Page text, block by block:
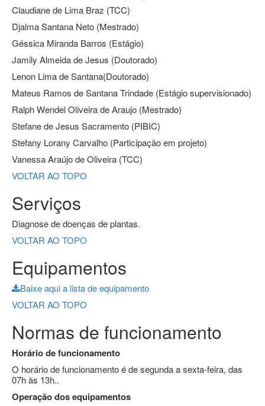
Claudiane de Lima Braz (TCC)
Djalma Santana Neto (Mestrado)
Géssica Miranda Barros (Estágio)
Jamily Almeida de Jesus (Doutorado)
Lenon Lima de Santana(Doutorado)
Mateus Ramos de Santana Trindade (Estágio supervisionado)
Ralph Wendel Oliveira de Araujo (Mestrado)
Stefane de Jesus Sacramento (PIBIC)
Stefany Lorany Carvalho (Participação em projeto)
Vanessa Araújo de Oliveira (TCC)
VOLTAR AO TOPO
Serviços
Diagnose de doenças de plantas.
VOLTAR AO TOPO
Equipamentos
Baixe aqui a lista de equipamento
VOLTAR AO TOPO
Normas de funcionamento
Horário de funcionamento
O horário de funcionamento é de segunda a sexta-feira, das
07h às 13h..
Operação dos equipamentos